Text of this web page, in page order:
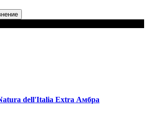
dell'Italia Extra Амбра